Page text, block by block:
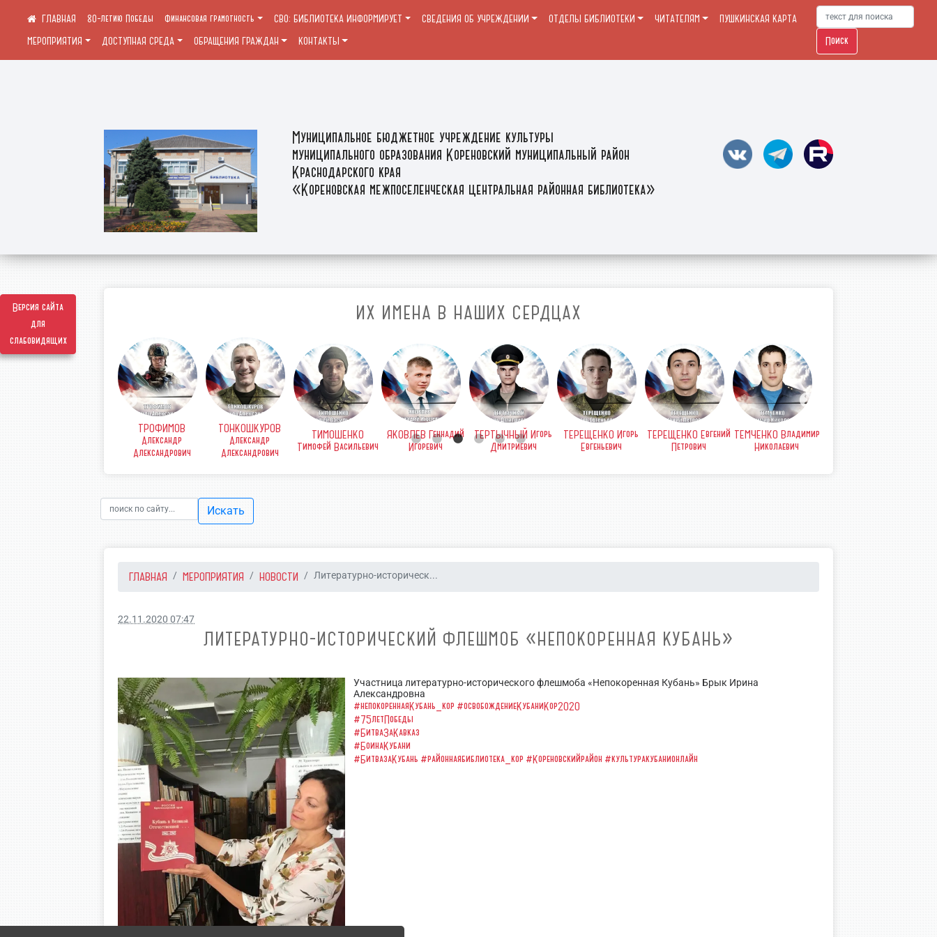
Версия сайта
для
слабовидящих
Муниципальное бюджетное учреждение культуры
муниципального образования Кореновский муниципальный район
Краснодарского края
«Кореновская межпоселенческая центральная районная библиотека»
80-летию Победы Финансовая грамотность СВО: БИБЛИОТЕКА ИНФОРМИРУЕТ СВЕДЕНИЯ ОБ УЧРЕЖДЕНИИ ОТДЕЛЫ БИБЛИОТЕКИ ЧИТАТЕЛЯМ
ПУШКИНСКАЯ КАРТА
МЕРОПРИЯТИЯ
ДОСТУПНАЯ СРЕДА ОБРАЩЕНИЯ ГРАЖДАН КОНТАКТЫ Поиск
ИХ ИМЕНА В НАШИХ СЕРДЦАХ
ТРОФИМОВ
Александр
Александрович
ТОНКОШКУРОВ
Александр
Александрович
ТИМОШЕНКО
Тимофей Васильевич
ЯКОВЛЕВ Геннадий
Игоревич
ТЕРТЫЧНЫЙ Игорь
Дмитриевич
ТЕРЕЩЕНКО Игорь
Евгеньевич
ТЕРЕЩЕНКО Евгений
Петрович
ТЕМЧЕНКО Владимир
Николаевич
Искать
ГЛАВНАЯ МЕРОПРИЯТИЯ НОВОСТИ Литературно-историческ...
22.11.2020 07:47
ЛИТЕРАТУРНО-ИСТОРИЧЕСКИЙ ФЛЕШМОБ «НЕПОКОРЕННАЯ КУБАНЬ»
Участница литературно-исторического флешмоба «Непокоренная Кубань» Брык Ирина
Александровна
#непокореннаяКубань_кор #освобождениеКубаниКор2020
#75летПобеды
#БитваЗаКавказ
#БоинаКубани
#БитвазаКубань #районнаябиблиотека_кор #Кореновскийрайон #культуракубанионлайн